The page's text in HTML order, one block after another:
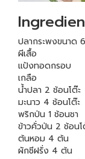
ปลากระพงขนาด
ผีเสื้อ
แป้งทอดกรอบ
เกลือ
น้ำปลา 2 ช้อนโต๊ะ
มะนาว 4 ช้อนโต๊ะ
พริกป่น 1 ช้อนชา
ข้าวคั่วป่น 2 ช้อนโ
ต้นหอม 4 ต้น
ผักชีฝรั่ง 4 ต้น